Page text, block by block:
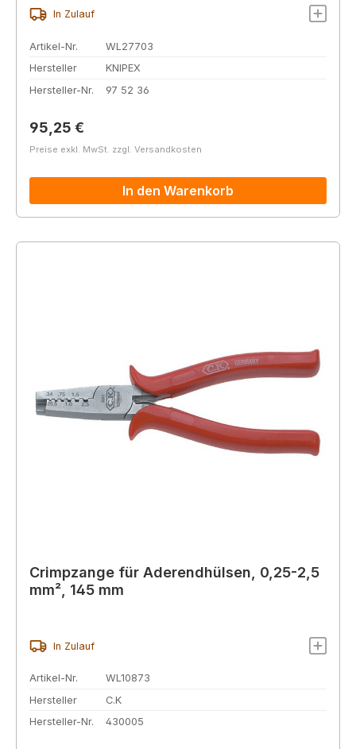
In Zulauf
Artikel-Nr.
WL27703
Hersteller
KNIPEX
Hersteller-Nr.
97 52 36
Regulärer Preis:
95,25 €
Preise exkl. MwSt. zzgl. Versandkosten
In den Warenkorb
Crimpzange für Aderendhülsen, 0,25-2,5
mm², 145 mm
In Zulauf
Artikel-Nr.
WL10873
Hersteller
C.K
Hersteller-Nr.
430005